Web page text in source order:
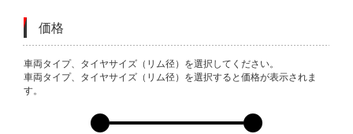
価格
VARIATIONS
車両タイプ、タイヤサイズ（リム径）を選択してください。
車両タイプ、タイヤサイズ（リム径）を選択すると価格が表示されま
す。